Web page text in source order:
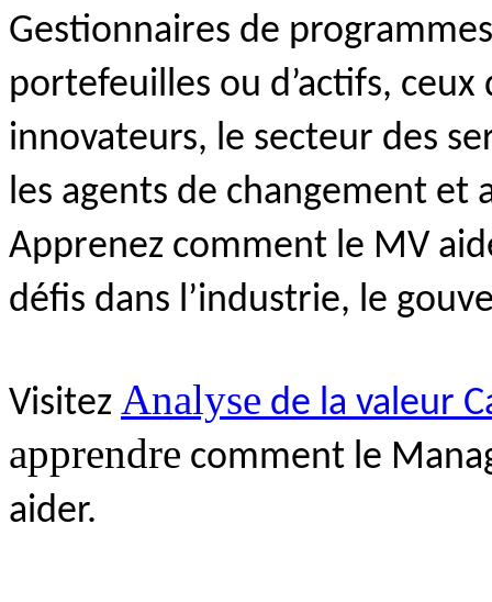
Gestionnaires de
portefeuilles ou d’actifs,
innovateurs, le secteur des
les agents de changement
Apprenez comment le MV
défis dans l’industrie, le
Visitez Analyse de la valeur
apprendre comment le
aider.